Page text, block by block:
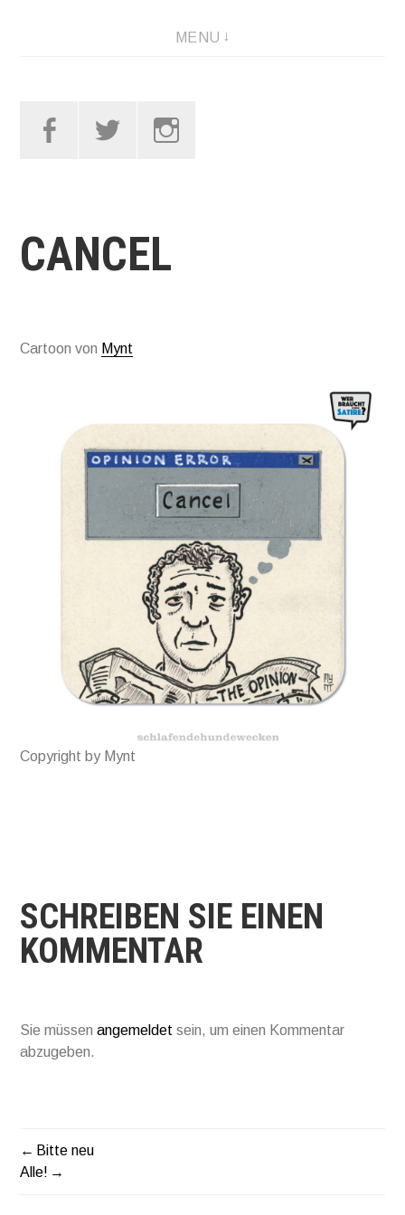
MENU
CANCEL
Cartoon von Mynt
Copyright by Mynt
SCHREIBEN SIE EINEN
KOMMENTAR
Sie müssenangemeldet sein, um einen Kommentar
abzugeben.
Bitte neu
Alle!